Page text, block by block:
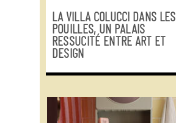
LA VILLA COLUCCI DANS LES
POUILLES, UN PALAIS
RESSUCITÉ ENTRE ART ET
DESIGN